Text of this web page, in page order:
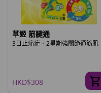
草姬 筋腱通
3日止痛症．2星期強關節通筋肌
HKD$308